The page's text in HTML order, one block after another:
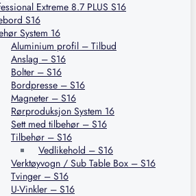
Extreme 8.7 PLUS S16
S16
System 16
Aluminium profil – Tilbud
Anslag – S16
Bolter – S16
Bordpresse – S16
Magneter – S16
Rørproduksjon System 16
Sett med tilbehør – S16
Tilbehør – S16
Vedlikehold – S16
Verktøyvogn / Sub Table Box – S16
Tvinger – S16
U-Vinkler – S16